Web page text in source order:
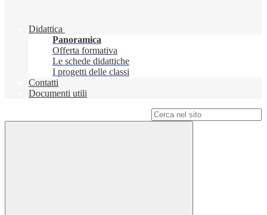
Didattica
Panoramica
Offerta formativa
Le schede didattiche
I progetti delle classi
Contatti
Documenti utili